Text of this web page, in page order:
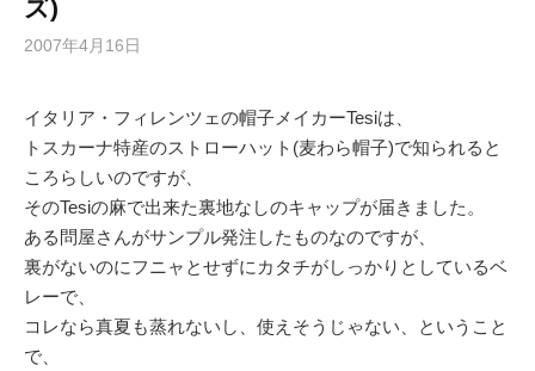
ズ)
2007年4月16日
イタリア・フィレンツェの帽子メイカーTesiは、
トスカーナ特産のストローハット(麦わら帽子)で知られると
ころらしいのですが、
そのTesiの麻で出来た裏地なしのキャップが届きました。
ある問屋さんがサンプル発注したものなのですが、
裏がないのにフニャとせずにカタチがしっかりとしているベ
レーで、
コレなら真夏も蒸れないし、使えそうじゃない、ということ
で、